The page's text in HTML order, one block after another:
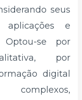
seus
aplicações e
Optou-se por
por
digital